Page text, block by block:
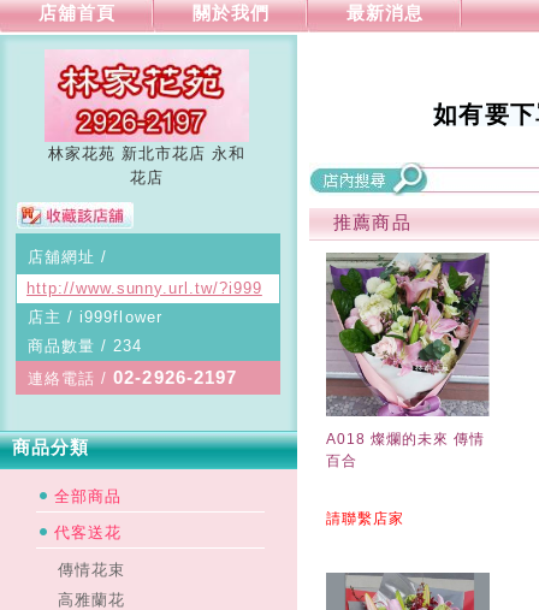
店舖首頁 關於我們 最新消息
林家花苑 新北市花店 永和
花店
店舖網址 /
http://www.sunny.url.tw/?i999
店主 / i999flower
商品數量 / 234
連絡電話 /02-2926-2197
商品分類
全部商品
代客送花
傳情花束
高雅蘭花
如有要
推薦商品
A018 燦爛的未來 傳情
百合
請聯繫店家